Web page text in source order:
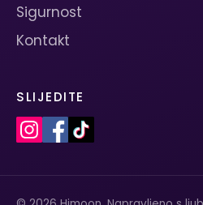
Sigurnost
Kontakt
SLIJEDITE